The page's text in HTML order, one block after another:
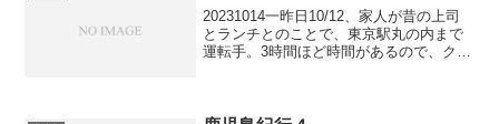
20231014一昨日10/12、家人が昔の上司
とランチとのことで、東京駅丸の内まで
運転手。3時間ほど時間があるので、クル